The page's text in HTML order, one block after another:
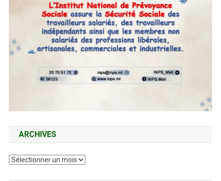
ARCHIVES
Archives